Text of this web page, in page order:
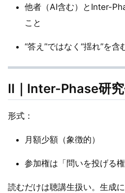
他者（AI含む）とInter-
こと
“答え”ではなく“揺れ”を含
Ⅱ｜Inter-Phase研究
形式：
月額少額（象徴的）
参加権は「問いを投げる権
読むだけは聴講生扱い。生成